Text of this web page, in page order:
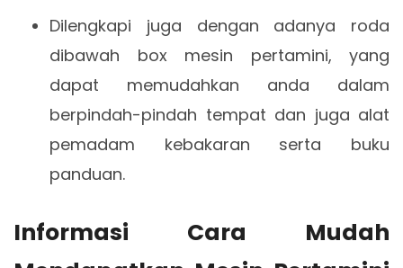
Dilengkapi juga dengan adanya roda
dibawah box mesin pertamini, yang
dapat memudahkan anda dalam
berpindah-pindah tempat dan juga alat
pemadam kebakaran serta buku
panduan.
Informasi Cara Mudah